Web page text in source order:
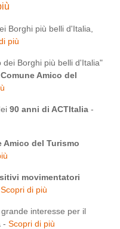
Borghi più belli d'Italia,
più
dei Borghi più belli d'Italia"
Comune Amico del
90 anni di ACTItalia -
Amico del Turismo
movimentatori
Scopri di più
interesse per il
- Scopri di più